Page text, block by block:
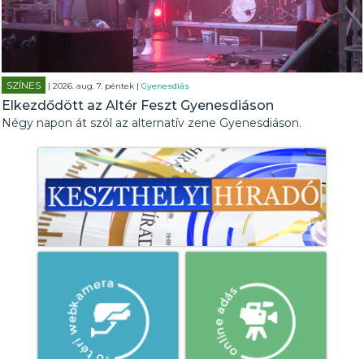
SZÍNES | 2026. aug. 7. péntek |Gyenesdiás
Elkezdődött az Altér Feszt Gyenesdiáson
Négy napon át szól az alternatív zene Gyenesdiáson.